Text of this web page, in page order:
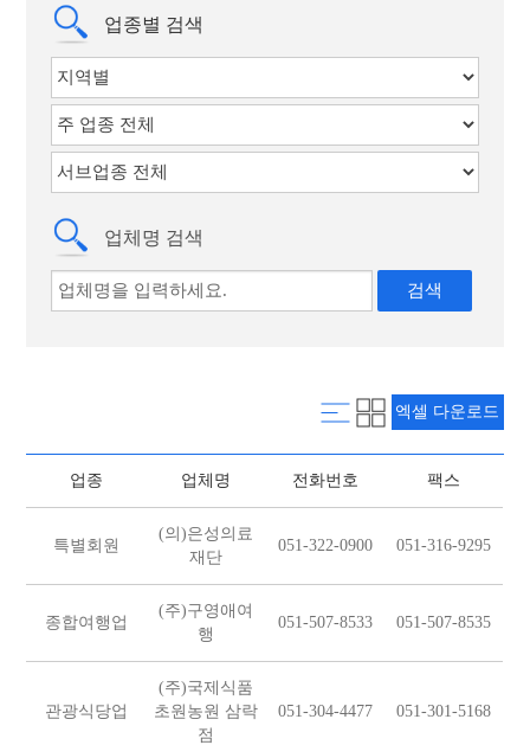
주요사업
알림마당
관광안내소
업종별 검색
업체명 검색
엑셀 다운로드
업종 업체명 전화번호 팩스
특별회원
(의)은성의료
재단
051-322-0900 051-316-9295
종합여행업
(주)구영애여
행
051-507-8533 051-507-8535
관광식당업
(주)국제식품
초원농원 삼락
점
051-304-4477 051-301-5168